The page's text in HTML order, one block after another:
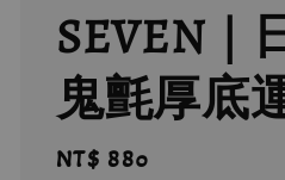
SEVEN｜
鬼氈厚底
Regular
NT$ 880